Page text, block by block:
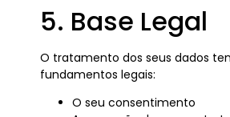
5. Base Legal
O tratamento dos seus dados
fundamentos legais:
O seu consentimento